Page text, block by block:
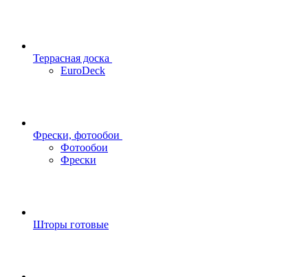
Террасная доска
EuroDeck
Фрески, фотообои
Фотообои
Фрески
Шторы готовые